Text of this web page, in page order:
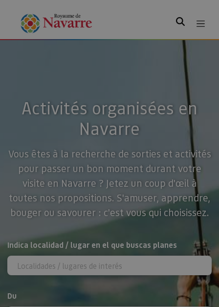
Rechercher
Activités organisées en
Navarre
Vous êtes à la recherche de sorties et activités
pour passer un bon moment durant votre
visite en Navarre ? Jetez un coup d'œil à
toutes nos propositions. S'amuser, apprendre,
bouger ou savourer : c'est vous qui choisissez.
Rechercher
Indica localidad / lugar en el que buscas planes
Du